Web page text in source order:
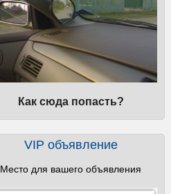
Как сюда попасть?
VIP объявление
Место для вашего объявления